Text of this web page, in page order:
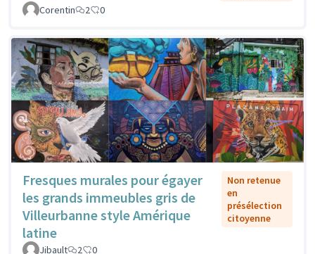
Corentin
2 0
Fresques murales pour égayer
les grands immeubles gris de
Villeurbanne style Amérique
latine
Non retenue
en
présélection
citoyenne
Jibault 2 0